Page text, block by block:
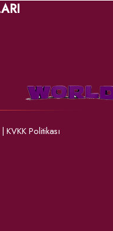
| KVKK Politikası